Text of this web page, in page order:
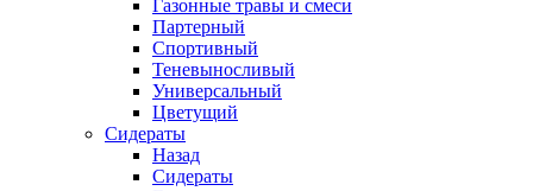
Газонные травы и смеси
Партерный
Спортивный
Теневыносливый
Универсальный
Цветущий
Сидераты
Назад
Сидераты